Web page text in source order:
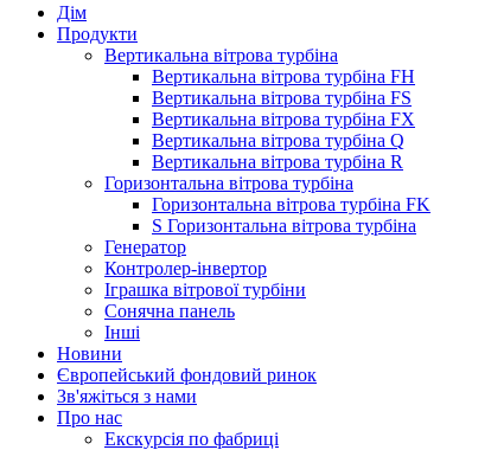
Дім
Продукти
Вертикальна вітрова турбіна
Вертикальна вітрова турбіна FH
Вертикальна вітрова турбіна FS
Вертикальна вітрова турбіна FX
Вертикальна вітрова турбіна Q
Вертикальна вітрова турбіна R
Горизонтальна вітрова турбіна
Горизонтальна вітрова турбіна FK
S Горизонтальна вітрова турбіна
Генератор
Контролер-інвертор
Іграшка вітрової турбіни
Сонячна панель
Інші
Новини
Європейський фондовий ринок
Зв'яжіться з нами
Про нас
Екскурсія по фабриці